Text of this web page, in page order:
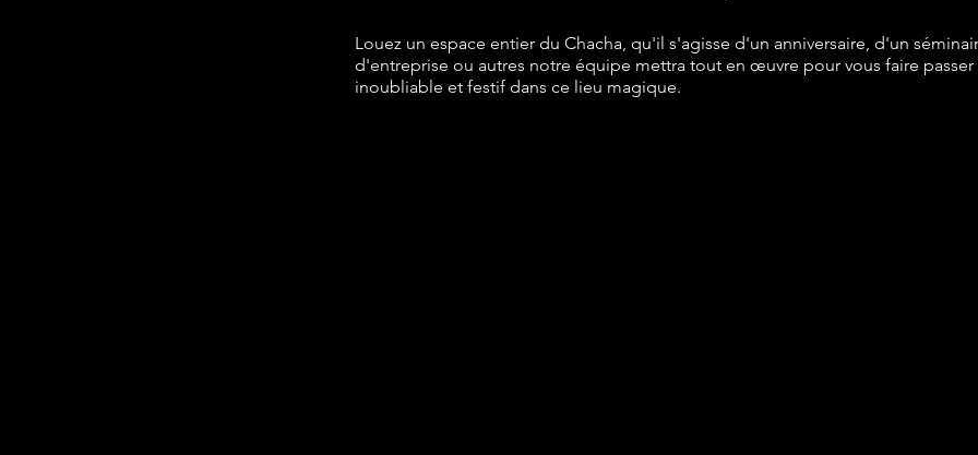
Louez un espace entier du Chacha, qu'il s'agisse d'un anniversaire, d'un
d'entreprise ou autres notre équipe mettra tout en œuvre pour vous faire
inoubliable et festif dans ce lieu magique.